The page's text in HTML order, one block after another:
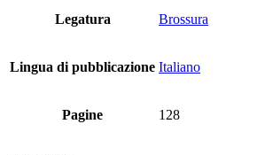
Legatura Brossura
Lingua di pubblicazione Italiano
Pagine 128